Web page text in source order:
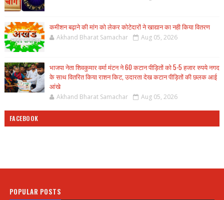
कमीशन बढ़ाने की मांग को लेकर कोटेदारों ने खाद्यान का नही किया वितरण
Akhand Bharat Samachar Aug 05, 2026
भाजपा नेता शिवकुमार वर्मा मंटन ने 60 कटान पीड़ितों को 5-5 हजार रुपये नगद
के साथ वितरित किया राशन किट, उदारता देख कटान पीड़ितों की छलक आई
आंखे
Akhand Bharat Samachar Aug 05, 2026
FACEBOOK
POPULAR POSTS